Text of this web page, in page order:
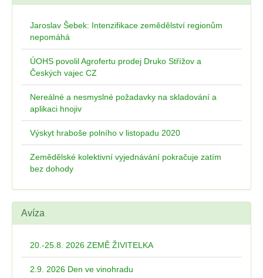
Jaroslav Šebek: Intenzifikace zemědělství regionům
nepomáhá
ÚOHS povolil Agrofertu prodej Druko Střížov a
Českých vajec CZ
Nereálné a nesmyslné požadavky na skladování a
aplikaci hnojiv
Výskyt hraboše polního v listopadu 2020
Zemědělské kolektivní vyjednávání pokračuje zatím
bez dohody
Avíza
20.-25.8. 2026 ZEMĚ ŽIVITELKA
2.9. 2026 Den ve vinohradu